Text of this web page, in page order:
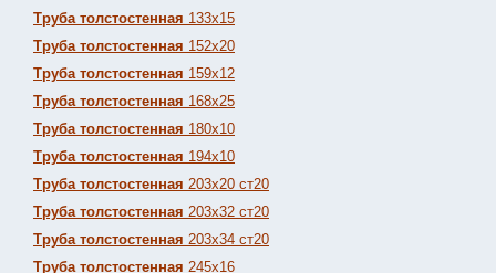
Труба толстостенная 133х15
Труба толстостенная 152х20
Труба толстостенная 159х12
Труба толстостенная 168х25
Труба толстостенная 180х10
Труба толстостенная 194х10
Труба толстостенная 203х20 ст20
Труба толстостенная 203х32 ст20
Труба толстостенная 203х34 ст20
Труба толстостенная 245х16